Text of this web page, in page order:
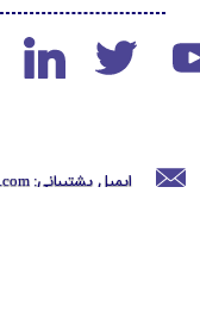
ایمیل پشتیبانی: .com